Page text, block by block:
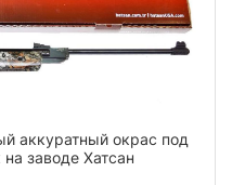
аккуратный окрас под
заводе Хатсан